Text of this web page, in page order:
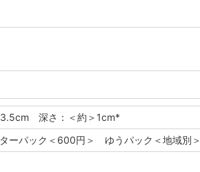
深さ：＜約＞1cm*
ーパック＜600円＞ ゆうパック＜地域別＞